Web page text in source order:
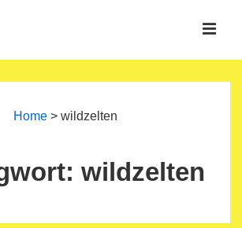
Home > wildzelten
wildzelten